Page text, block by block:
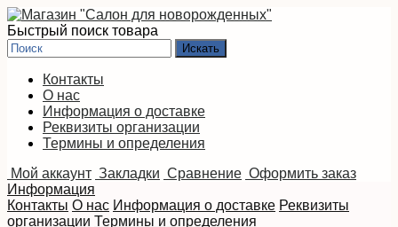
Быстрый поиск товара
Контакты
О нас
Информация о доставке
Реквизиты организации
Термины и определения
Мой аккаунт Закладки Сравнение Оформить заказ
Информация
Контакты О нас Информация о доставке Реквизиты
организации Термины и определения